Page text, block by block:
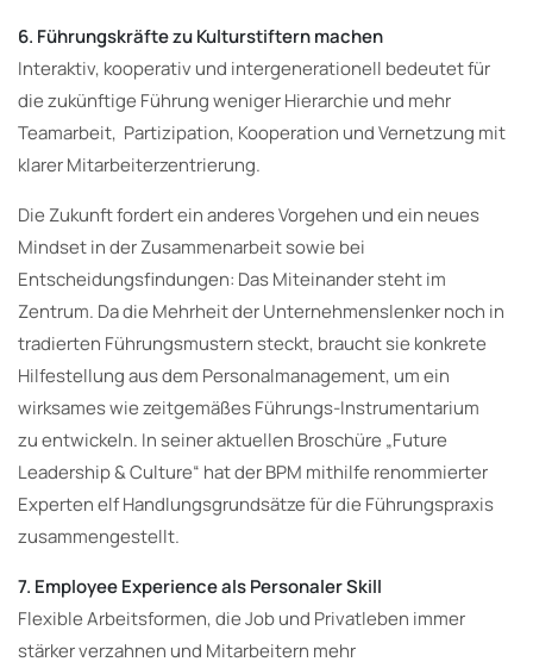
6. Führungskräfte zu Kulturstiftern machen
Interaktiv, kooperativ und intergenerationell bedeutet für
die zukünftige Führung weniger Hierarchie und mehr
Teamarbeit, Partizipation, Kooperation und Vernetzung mit
klarer Mitarbeiterzentrierung.
Die Zukunft fordert ein anderes Vorgehen und ein neues
Mindset in der Zusammenarbeit sowie bei
Entscheidungsfindungen: Das Miteinander steht im
Zentrum. Da die Mehrheit der Unternehmenslenker noch in
tradierten Führungsmustern steckt, braucht sie konkrete
Hilfestellung aus dem Personalmanagement, um ein
wirksames wie zeitgemäßes Führungs-Instrumentarium
zu entwickeln. In seiner aktuellen Broschüre „Future
Leadership & Culture“ hat der BPM mithilfe renommierter
Experten elf Handlungsgrundsätze für die Führungspraxis
zusammengestellt.
7. Employee Experience als Personaler Skill
Flexible Arbeitsformen, die Job und Privatleben immer
stärker verzahnen und Mitarbeitern mehr